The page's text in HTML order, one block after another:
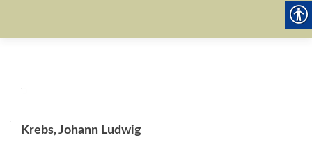
Krebs, Johann Ludwig